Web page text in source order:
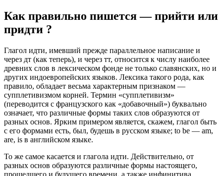
Как правильно пишется — прийти или
придти ?
Глагол идти, имевший прежде параллельное написание и
через дт (как теперь), и через тт, относится к числу наиболее
древних слов в лексическом фонде не только славянских, но и
других индоевропейских языков. Лексика такого рода, как
правило, обладает весьма характерным признаком —
супплетивизмом корней. Термин «супплетивизм»
(переводится с французского как «добавочный») буквально
означает, что различные формы таких слов образуются от
разных основ. Ярким примером является, скажем, глагол быть
с его формами есть, был, будешь в русском языке; to be — am,
are, is в английском языке.
То же самое касается и глагола идти. Действительно, от
разных основ образуются различные формы настоящего,